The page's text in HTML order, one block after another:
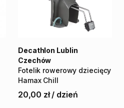
Fotelik rowerowy dziecięcy
Hamax Chill
Decathlon Lublin
Czechów
20,00 zł / dzień